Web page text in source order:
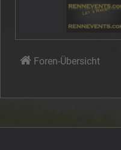
Foren-Übersicht